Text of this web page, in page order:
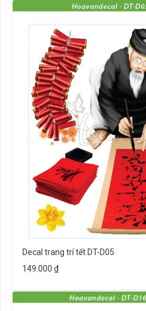
Decal trang trí tết DT-D05
149.000 ₫